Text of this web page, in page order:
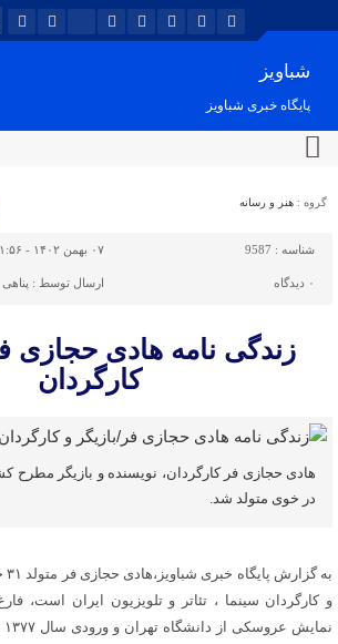
شباویز
پایگاه خبری شباویز
گروه : هنر و رسانه
شناسه : 9587 ۰۷ بهمن ۱۴۰۲ - ۲۱:۵۶
۰ دیدگاه ارسال توسط : پناهی
زندگی نامه هادی حجازی
کارگردان
در خوی متولد شد.
و کارگردان سینما ، تئاتر و تلویزیون ایران است،